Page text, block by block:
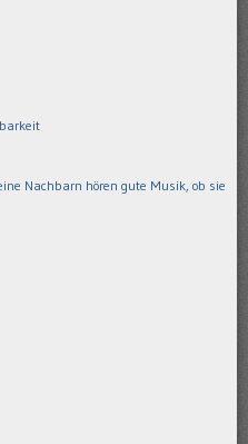
Nachbarn hören gute Musik, ob sie